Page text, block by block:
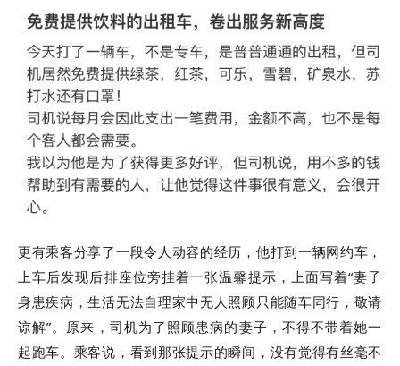
更有乘客分享了一段令人动容的经历，他打到一辆网约车，
上车后发现后排座位旁挂着一张温馨提示，上面写着“妻子
身患疾病，生活无法自理家中无人照顾只能随车同行，敬请
谅解”。原来，司机为了照顾患病的妻子，不得不带着她一
起跑车。乘客说，看到那张提示的瞬间，没有觉得有丝毫不